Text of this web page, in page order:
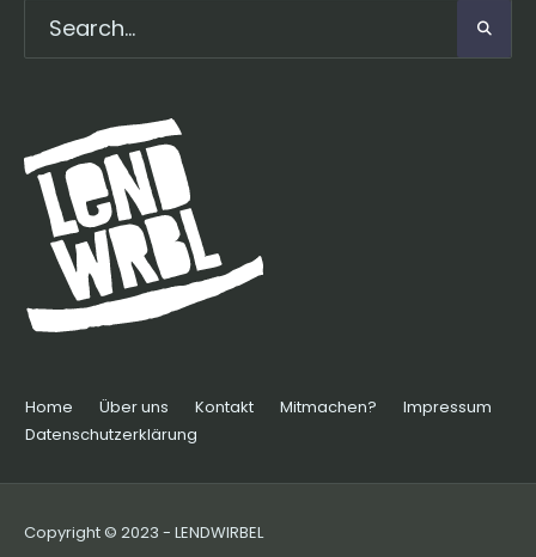
Home Über uns Kontakt Mitmachen?
Impressum
Datenschutzerklärung
Copyright © 2023 - LENDWIRBEL